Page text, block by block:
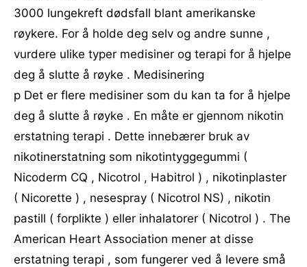
3000 lungekreft dødsfall blant amerikanske
røykere. For å holde deg selv og andre sunne ,
vurdere ulike typer medisiner og terapi for å hjelpe
deg å slutte å røyke . Medisinering
p Det er flere medisiner som du kan ta for å hjelpe
deg å slutte å røyke . En måte er gjennom nikotin
erstatning terapi . Dette innebærer bruk av
nikotinerstatning som nikotintyggegummi (
Nicoderm CQ , Nicotrol , Habitrol ) , nikotinplaster
( Nicorette ) , nesespray ( Nicotrol NS) , nikotin
pastill ( forplikte ) eller inhalatorer ( Nicotrol ) . The
American Heart Association mener at disse
erstatning terapi , som fungerer ved å levere små